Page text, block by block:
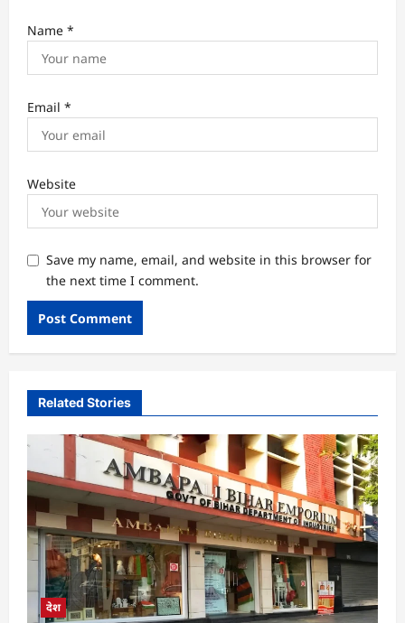
Name *
Email *
Website
Save my name, email, and website in this browser for
the next time I comment.
Related Stories
देश